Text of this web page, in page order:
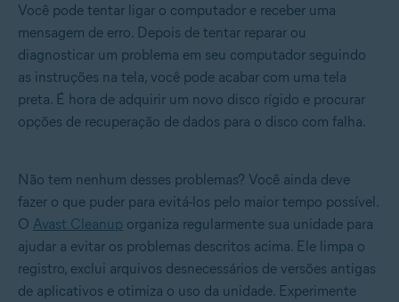
Você pode tentar ligar o computador e receber uma
mensagem de erro. Depois de tentar reparar ou
diagnosticar um problema em seu computador seguindo
as instruções na tela, você pode acabar com uma tela
preta. É hora de adquirir um novo disco rígido e procurar
opções de recuperação de dados para o disco com falha.
Não tem nenhum desses problemas? Você ainda deve
fazer o que puder para evitá-los pelo maior tempo possível.
O Avast Cleanup organiza regularmente sua unidade para
ajudar a evitar os problemas descritos acima. Ele limpa o
registro, exclui arquivos desnecessários de versões antigas
de aplicativos e otimiza o uso da unidade. Experimente